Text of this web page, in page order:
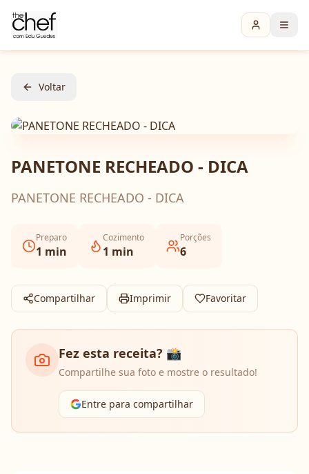
Voltar
PANETONE RECHEADO - DICA
PANETONE RECHEADO - DICA
Preparo
1 min
Cozimento
1 min
Porções
6
Compartilhar Imprimir Favoritar
Fez esta receita? 📸
Compartilhe sua foto e mostre o resultado!
Entre para compartilhar